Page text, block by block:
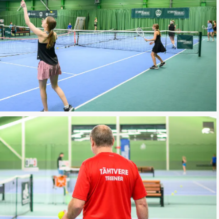
lastele
toimuvad trennid lastele juba
alates 3-eluaastast
VAATA